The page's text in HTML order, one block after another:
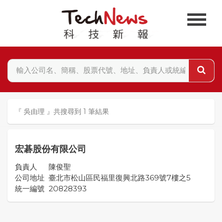
『 吳由理 』共搜尋到 1 筆結果
宏碁股份有限公司
負責人
陳俊聖
公司地址 臺北市松山區民福里復興北路369號7樓之5
統一編號 20828393